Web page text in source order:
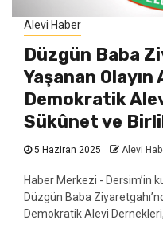
Alevi Haber
Düzgün Baba
Yaşanan Olayın
Demokratik
Sükûnet ve
5 Haziran 2025 Alevi
Haber Merkezi - Dersim’in
Düzgün Baba
Demokratik Alevi